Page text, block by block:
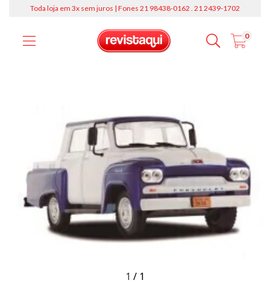
Toda loja em 3x sem juros | Fones 21 98438-0162 . 21 2439-1702
0
1 / 1